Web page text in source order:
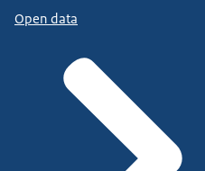
Open data